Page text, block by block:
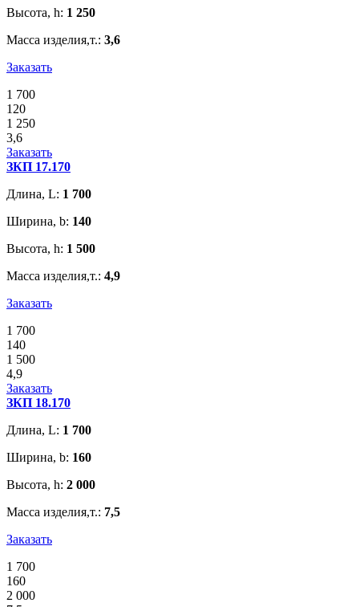
Высота, h: 1 250
Масса изделия,т.: 3,6
Заказать
1 700
120
1 250
3,6
Заказать
ЗКП 17.170
Длина, L: 1 700
Ширина, b: 140
Высота, h: 1 500
Масса изделия,т.: 4,9
Заказать
1 700
140
1 500
4,9
Заказать
ЗКП 18.170
Длина, L: 1 700
Ширина, b: 160
Высота, h: 2 000
Масса изделия,т.: 7,5
Заказать
1 700
160
2 000